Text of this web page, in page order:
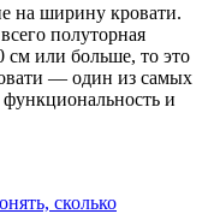
на ширину кровати.
полуторная
см или больше, то это
— один из самых
и
сколько